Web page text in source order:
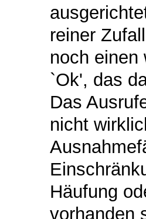
reiner
noch einen
`Ok', das
Das
nicht
Häufung
vorhanden